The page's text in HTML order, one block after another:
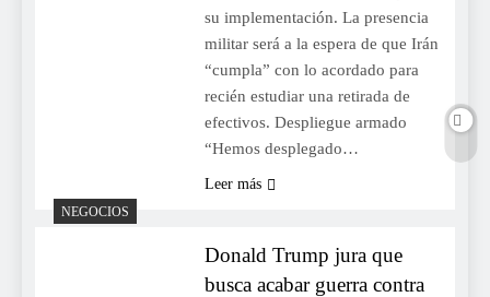
su implementación. La presencia
militar será a la espera de que Irán
“cumpla” con lo acordado para
recién estudiar una retirada de
efectivos. Despliegue armado
“Hemos desplegado…
Leer más
NEGOCIOS
Donald Trump jura que
busca acabar guerra contra